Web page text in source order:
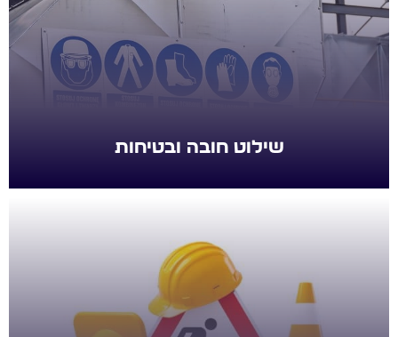
שילוט חובה ובטיחות
שילוט חובה ובטיחות
שלטים לאתרי בניה